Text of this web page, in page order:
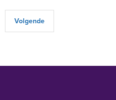
Volgende